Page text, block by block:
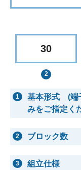
30
1
基本形式 (端
みをご指定く
2 ブロック数
3 組立仕様